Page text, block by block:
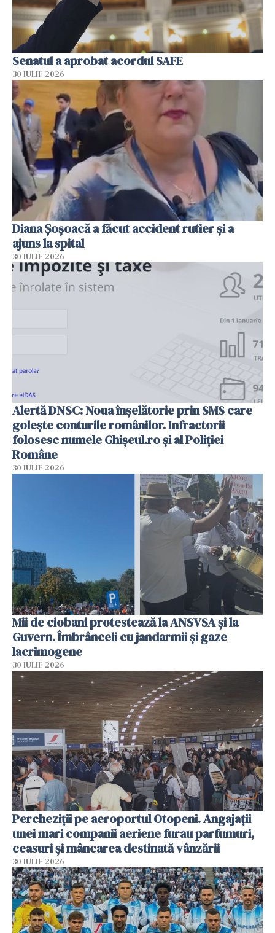
Senatul a aprobat acordul SAFE
30 IULIE 2026
Diana Șoșoacă a făcut accident rutier și a
ajuns la spital
30 IULIE 2026
Alertă DNSC: Noua înșelătorie prin SMS care
golește conturile românilor. Infractorii
folosesc numele Ghișeul.ro și al Poliției
Române
30 IULIE 2026
Mii de ciobani protestează la ANSVSA și la
Guvern. Îmbrânceli cu jandarmii și gaze
lacrimogene
30 IULIE 2026
Percheziții pe aeroportul Otopeni. Angajații
unei mari companii aeriene furau parfumuri,
ceasuri și mâncarea destinată vânzării
30 IULIE 2026